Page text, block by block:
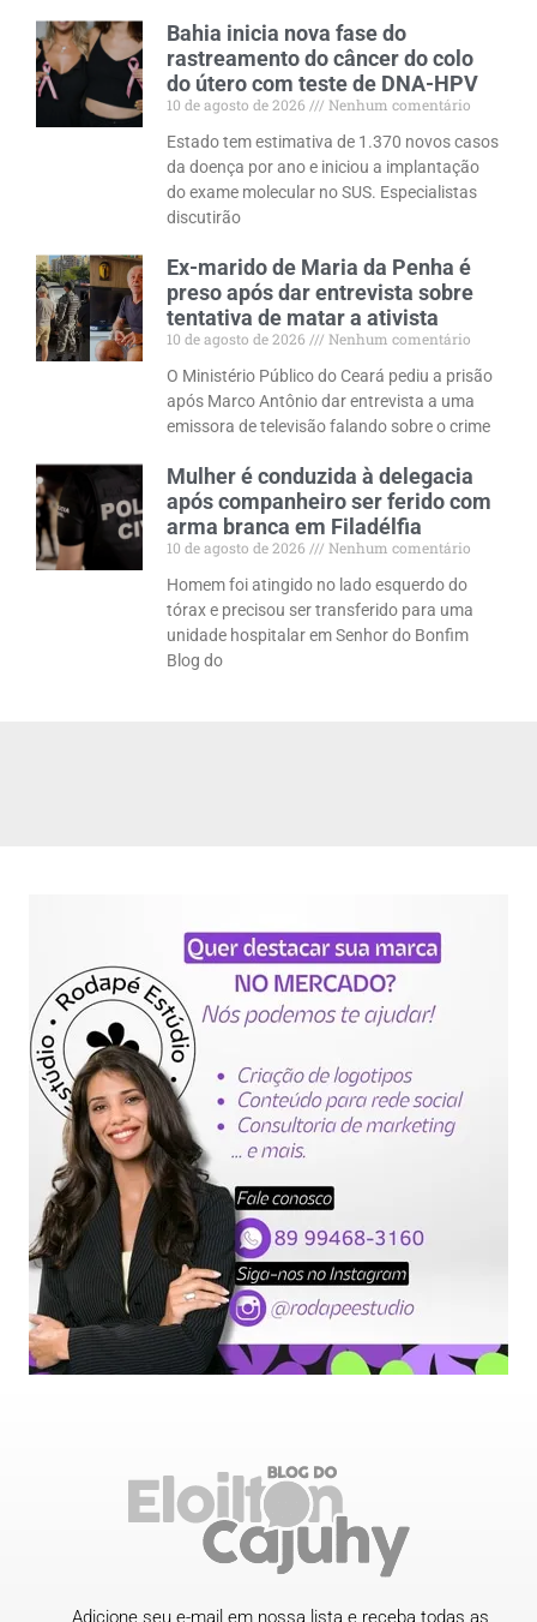
Bahia inicia nova fase do
rastreamento do câncer do colo
do útero com teste de DNA-HPV
10 de agosto de 2026
Nenhum comentário
Estado tem estimativa de 1.370 novos casos
da doença por ano e iniciou a implantação
do exame molecular no SUS. Especialistas
discutirão
Ex-marido de Maria da Penha é
preso após dar entrevista sobre
tentativa de matar a ativista
10 de agosto de 2026
Nenhum comentário
O Ministério Público do Ceará pediu a prisão
após Marco Antônio dar entrevista a uma
emissora de televisão falando sobre o crime
Mulher é conduzida à delegacia
após companheiro ser ferido com
arma branca em Filadélfia
10 de agosto de 2026
Nenhum comentário
Homem foi atingido no lado esquerdo do
tórax e precisou ser transferido para uma
unidade hospitalar em Senhor do Bonfim
Blog do
Adicione seu e-mail em nossa lista e receba todas as